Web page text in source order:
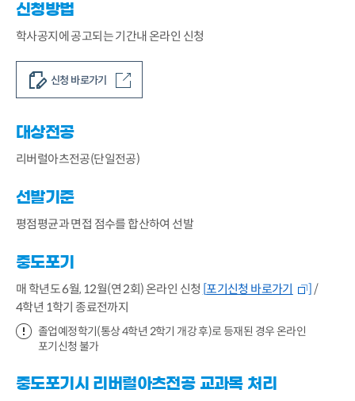
신청방법
학사공지에 공고되는 기간내 온라인 신청
신청 바로가기
대상전공
리버럴아츠전공(단일전공)
선발기준
평점평균과 면접 점수를 합산하여 선발
중도포기
매 학년도 6월, 12월(연 2회) 온라인 신청 [포기신청 바로가기 ] /
4학년 1학기 종료전까지
졸업예정학기(통상 4학년 2학기 개강 후)로 등재된 경우 온라인
포기신청 불가
중도포기시 리버럴아츠전공 교과목 처리